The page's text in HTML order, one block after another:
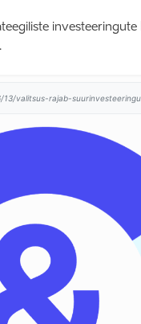
13/valitsus-rajab-